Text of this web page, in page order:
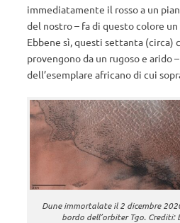
immediatamente il rosso a un
del nostro – fa di questo colore
Ebbene sì, questi settanta (circa)
provengono da un rugoso e arido
dell’esemplare africano di cui
Dune immortalate il 2 dicembre
bordo dell’orbiter Tgo. Crediti: